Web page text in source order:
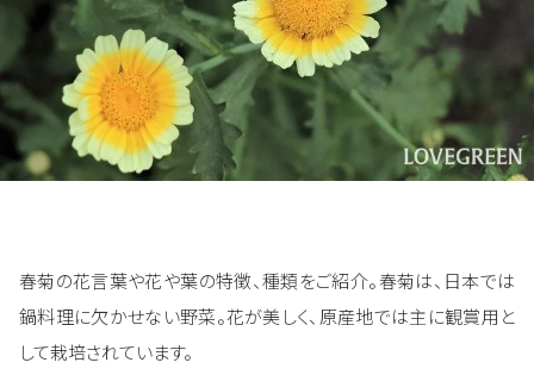
春菊の花言葉や花や葉の特徴、種類をご紹介。春菊は、日本では
鍋料理に欠かせない野菜。花が美しく、原産地では主に観賞用と
して栽培されています。